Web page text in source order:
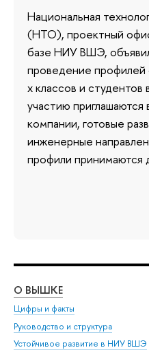
Национальная
(НТО), проектный
базе НИУ ВШЭ,
проведение
х классов и
участию приглашаются
компании, готовые
инженерные
профили принимаются
О ВЫШКЕ
Цифры и факты
Руководство и структура
Устойчивое развитие в НИУ ВШЭ